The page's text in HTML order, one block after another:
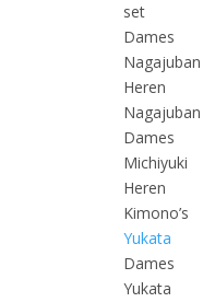
set
Dames
Nagajuban
Heren
Nagajuban
Dames
Michiyuki
Heren
Kimono’s
Yukata
Dames
Yukata